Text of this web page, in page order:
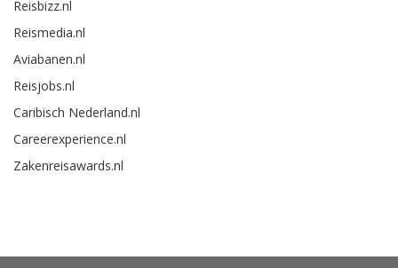
Reisbizz.nl
Reismedia.nl
Aviabanen.nl
Reisjobs.nl
Caribisch Nederland.nl
Careerexperience.nl
Zakenreisawards.nl